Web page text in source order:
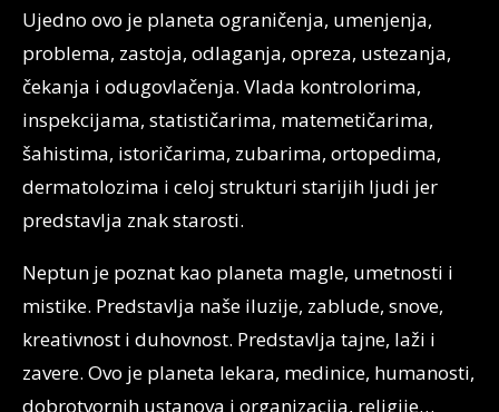
Ujedno ovo je planeta ograničenja, umenjenja,
problema, zastoja, odlaganja, opreza, ustezanja,
čekanja i odugovlačenja. Vlada kontrolorima,
inspekcijama, statističarima, matemetičarima,
šahistima, istoričarima, zubarima, ortopedima,
dermatolozima i celoj strukturi starijih ljudi jer
predstavlja znak starosti.
Neptun je poznat kao planeta magle, umetnosti i
mistike. Predstavlja naše iluzije, zablude, snove,
kreativnost i duhovnost. Predstavlja tajne, laži i
zavere. Ovo je planeta lekara, medinice, humanosti,
dobrotvornih ustanova i organizacija, religije…